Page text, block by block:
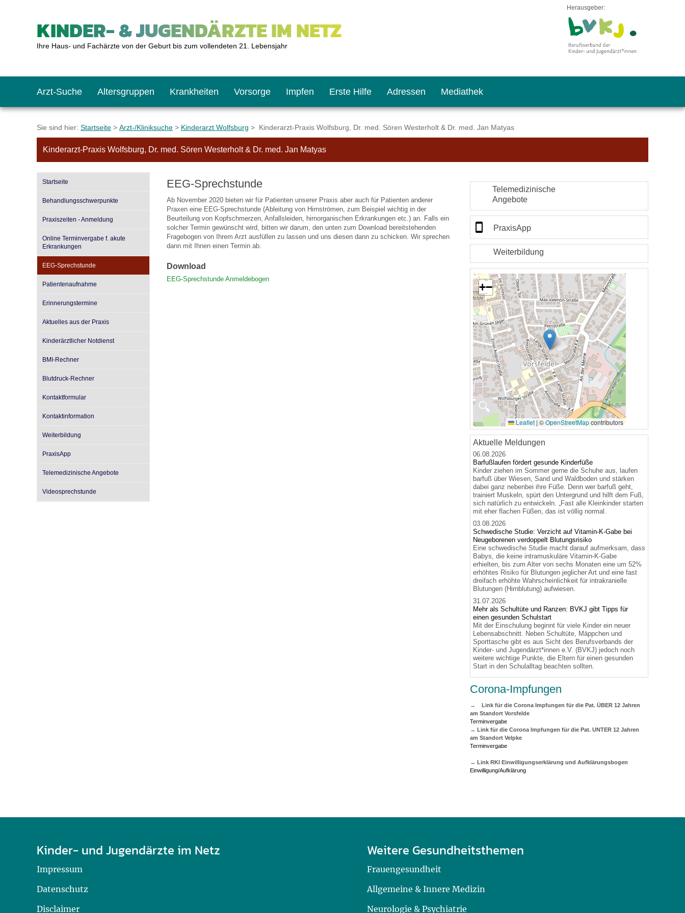
KINDER- & JUGENDÄRZTE IM NETZ
Ihre Haus- und Fachärzte von der Geburt bis zum vollendeten 21. Lebensjahr
Herausgeber:
Arzt-Suche Altersgruppen
Das erste Jahr
Jugendliche
Krankheiten Vorsorge
Baby: U1 bis U6
Schulkind: U10 bis U11
Teenager: J1 bis J2
Impfen
Impfkalender
Was muss man beachten?
Impfreaktionen
Erste Hilfe
Notrufnummern
Hausapotheke
Sofortmaßnahmen
Adressen
Notdienste
Gesundheitsämter
Link-Tipps
Mediathek
BMI-Rechner
Blutdruckrechner
Wachstum-Rechner
Sie sind hier: Startseite > Arzt-/Kliniksuche > Kinderarzt Wolfsburg > Kinderarzt-Praxis Wolfsburg, Dr. med. Sören Westerholt & Dr. med. Jan Matyas
Kinderarzt-Praxis Wolfsburg, Dr. med. Sören Westerholt & Dr. med. Jan Matyas
Startseite
Behandlungsschwerpunkte
Praxiszeiten - Anmeldung
Online Terminvergabe f. akute
Erkrankungen
EEG-Sprechstunde
Patientenaufnahme
Erinnerungstermine
Aktuelles aus der Praxis
Kinderärztlicher Notdienst
BMI-Rechner
Blutdruck-Rechner
Kontaktformular
Kontaktinformation
Weiterbildung
PraxisApp
Telemedizinische Angebote
Videosprechstunde
EEG-Sprechstunde
Ab November 2020 bieten wir für Patienten unserer Praxis aber auch für Patienten anderer
Praxen eine EEG-Sprechstunde (Ableitung von Hirnströmen, zum Beispiel wichtig in der
Beurteilung von Kopfschmerzen, Anfallsleiden, hirnorganischen Erkrankungen etc.) an. Falls ein
solcher Termin gewünscht wird, bitten wir darum, den unten zum Download bereitstehenden
Fragebogen von Ihrem Arzt ausfüllen zu lassen und uns diesen dann zu schicken. Wir sprechen
dann mit Ihnen einen Termin ab.
Download
EEG-Sprechstunde Anmeldebogen
Telemedizinische
Angebote
PraxisApp
Weiterbildung
🔍
+−
Leaflet |©OpenStreetMapcontributors
Aktuelle Meldungen
06.08.2026
Barfußlaufen fördert gesunde Kinderfüße
Kinder ziehen im Sommer gerne die Schuhe aus, laufen
barfuß über Wiesen, Sand und Waldboden und stärken
dabei ganz nebenbei ihre Füße. Denn wer barfuß geht,
trainiert Muskeln, spürt den Untergrund und hilft dem Fuß,
sich natürlich zu entwickeln. „Fast alle Kleinkinder starten
mit eher flachen Füßen, das ist völlig normal.
03.08.2026
Schwedische Studie: Verzicht auf Vitamin-K-Gabe bei
Neugeborenen verdoppelt Blutungsrisiko
Eine schwedische Studie macht darauf aufmerksam, dass
Babys, die keine intramuskuläre Vitamin-K-Gabe
erhielten, bis zum Alter von sechs Monaten eine um 52%
erhöhtes Risiko für Blutungen jeglicher Art und eine fast
dreifach erhöhte Wahrscheinlichkeit für intrakranielle
Blutungen (Hirnblutung) aufwiesen.
31.07.2026
Mehr als Schultüte und Ranzen: BVKJ gibt Tipps für
einen gesunden Schulstart
Mit der Einschulung beginnt für viele Kinder ein neuer
Lebensabschnitt. Neben Schultüte, Mäppchen und
Sporttasche gibt es aus Sicht des Berufsverbands der
Kinder- und Jugendärzt*innen e.V. (BVKJ) jedoch noch
weitere wichtige Punkte, die Eltern für einen gesunden
Start in den Schulalltag beachten sollten.
Corona-Impfungen
→ Link für die Corona Impfungen für die Pat. ÜBER 12 Jahren
am Standort Vorsfelde
Terminvergabe
→ Link für die Corona Impfungen für die Pat. UNTER 12 Jahren
am Standort Velpke
Terminvergabe
→ Link RKI Einwilligungserklärung und Aufklärungsbogen
Einwilligung/Aufklärung
Kinder- und Jugendärzte im Netz
Impressum
Datenschutz
Disclaimer
Weitere Gesundheitsthemen
Frauengesundheit
Allgemeine & Innere Medizin
Neurologie & Psychiatrie